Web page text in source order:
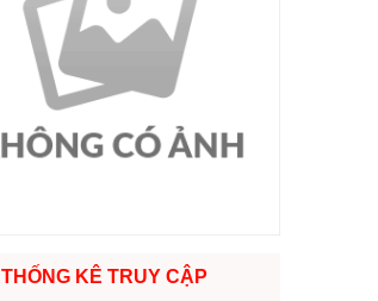
THỐNG KÊ TRUY CẬP